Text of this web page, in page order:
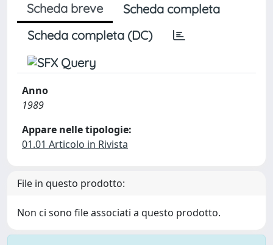
Scheda breve
Scheda completa
Scheda completa (DC)
Anno
1989
Appare nelle tipologie:
01.01 Articolo in Rivista
File in questo prodotto:
Non ci sono file associati a questo prodotto.